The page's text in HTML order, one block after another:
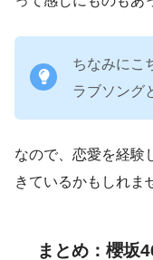
ちなみにこ
ラブソング
なので、恋愛を経験
きているかもしれま
まとめ：櫻坂